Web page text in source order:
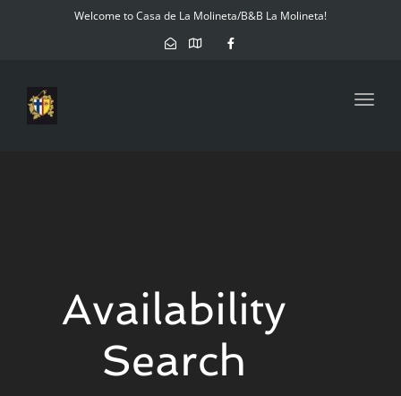
Welcome to Casa de La Molineta/B&B La Molineta!
Availability
Search